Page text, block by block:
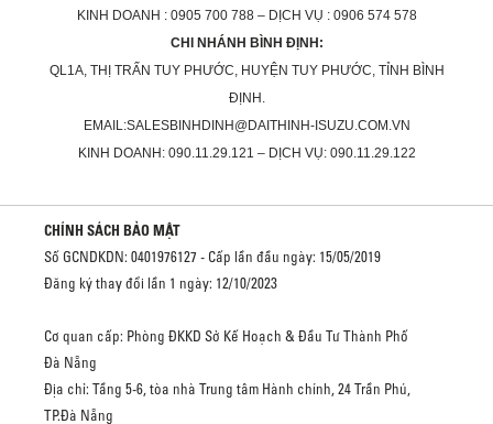
KINH DOANH : 0905 700 788 – DỊCH VỤ : 0906 574 578
CHI NHÁNH BÌNH ĐỊNH:
QL1A, THỊ TRẤN TUY PHƯỚC, HUYỆN TUY PHƯỚC, TỈNH BÌNH
ĐỊNH.
EMAIL:SALESBINHDINH@DAITHINH-ISUZU.COM.VN
KINH DOANH: 090.11.29.121 – DỊCH VỤ: 090.11.29.122
CHÍNH SÁCH BẢO MẬT
Số GCNDKDN: 0401976127 - Cấp lần đầu ngày: 15/05/2019
Đăng ký thay đổi lần 1 ngày: 12/10/2023
Cơ quan cấp: Phòng ĐKKD Sở Kế Hoạch & Đầu Tư Thành Phố
Đà Nẵng
Địa chỉ: Tầng 5-6, tòa nhà Trung tâm Hành chính, 24 Trần Phú,
TP.Đà Nẵng